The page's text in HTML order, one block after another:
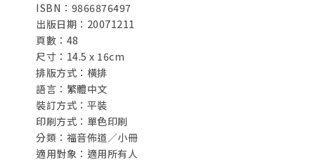
ISBN：9866876497
出版日期：20071211
頁數：48
尺寸：14.5 x 16cm
排版方式：橫排
語言：繁體中文
裝訂方式：平裝
印刷方式：單色印刷
分類：福音佈道／小冊
適用對象：適用所有人